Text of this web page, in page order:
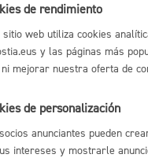
Volver al índice
Sebastián
de rendimiento
sitio web utiliza cookies
y las páginas más
mejorar nuestra oferta de
de personalización
anunciantes pueden
intereses y mostrarle